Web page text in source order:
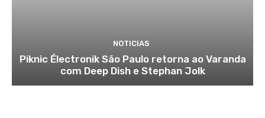
NOTICIAS
Piknic Électronik São Paulo retorna ao Varanda
com Deep Dish e Stephan Jolk